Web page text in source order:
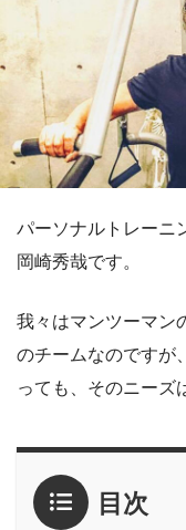
パーソナルトレーニ
岡崎秀哉です。
我々はマンツーマン
のチームなのですが
っても、そのニーズ
目次